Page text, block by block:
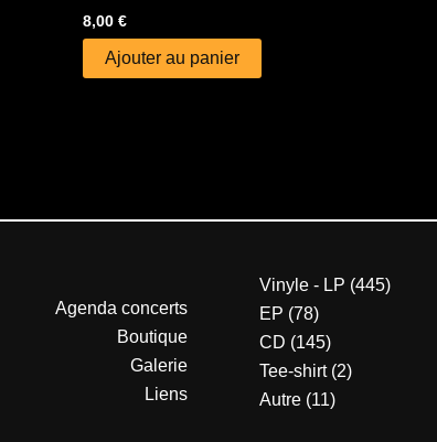
8,00€
Ajouter au panier
Agenda concerts
Boutique
Galerie
Liens
Vinyle - LP 445
EP 78
CD 145
Tee-shirt 2
Autre 11